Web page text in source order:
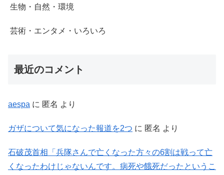
生物・自然・環境
芸術・エンタメ・いろいろ
最近のコメント
aespa に 匿名 より
ガザについて気になった報道を2つ に 匿名 より
石破茂首相「兵隊さんで亡くなった方々の6割は戦って亡
くなったわけじゃないんです。病死や餓死だったというこ